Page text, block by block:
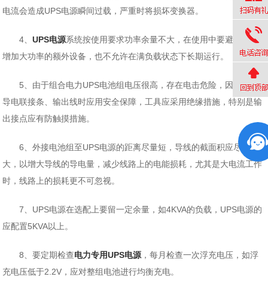
电流会造成UPS电源瞬间过载，严重时将损坏变换器。
4、UPS电源系统按使用要求功率余量不大，在使用中要避免随意
增加大功率的额外设备，也不允许在满负载状态下长期运行。
5、由于组合电力UPS电池组电压很高，存在电击危险，因此装卸
导电联接条、输出线时应用安全保障，工具应采用绝缘措施，特别是输
出接点应有防触摸措施。
6、外接电池组至UPS电源的距离尽量短，导线的截面积应尽量
大，以增大导线的导电量，减少线路上的电能损耗，尤其是大电流工作
时，线路上的损耗更不可忽视。
7、UPS电源在选配上要留一定余量，如4KVA的负载，UPS电源的
应配置5KVA以上。
8、要定期检查电力专用UPS电源，每月检查一次浮充电压，如浮
充电压低于2.2V，应对整组电池进行均衡充电。